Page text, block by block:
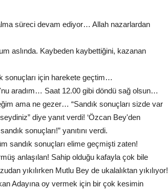
süreci devam ediyor… Allah nazarlardan
aslında. Kaybeden kaybettiğini, kazanan
sonuçları için harekete geçtim…
aradım… Saat 12.00 gibi döndü sağ olsun…
ama ne gezer… “Sandık sonuçları sizde var
diye yanıt verdi! ‘Özcan Bey'den
sonuçları!” yanıtını verdi.
sandık sonuçları elime geçmişti zaten!
anlaşılan! Sahip olduğu kafayla çok bile
yıkılırken Mutlu Bey de ukalalıktan yıkılıyor!
Adayına oy vermek için bir çok kesimin